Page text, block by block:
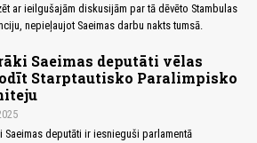
ar ieilgušajām diskusijām par tā dēvēto Stambulas
nepieļaujot Saeimas darbu nakts tumsā.
Saeimas deputāti vēlas
Starptautisko Paralimpisko
Saeimas deputāti ir iesnieguši parlamentā